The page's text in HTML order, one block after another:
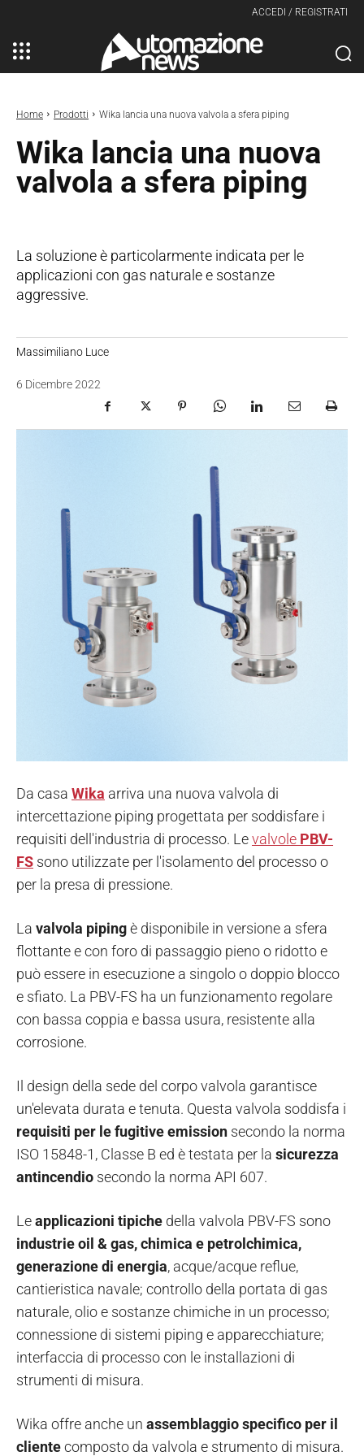
ACCEDI / REGISTRATI
Home Prodotti Wika lancia una nuova valvola a sfera piping
Wika lancia una nuova
valvola a sfera piping
La soluzione è particolarmente indicata per le
applicazioni con gas naturale e sostanze
aggressive.
Massimiliano Luce
6 Dicembre 2022
Da casa Wika arriva una nuova valvola di
intercettazione piping progettata per soddisfare i
requisiti dell'industria di processo. Levalvole PBV-
FS sono utilizzate per l'isolamento del processo o
per la presa di pressione.
La valvola pipingè disponibile in versione a sfera
flottante e con foro di passaggio pieno o ridotto e
può essere in esecuzione a singolo o doppio blocco
e sfiato. La PBV-FS ha un funzionamento regolare
con bassa coppia e bassa usura, resistente alla
corrosione.
Il design della sede del corpo valvola garantisce
un'elevata durata e tenuta. Questa valvola soddisfa i
requisiti per le fugitive emission secondo la norma
ISO 15848-1, Classe B ed è testata per la sicurezza
antincendio secondo la norma API 607.
Leapplicazioni tipiche della valvola PBV-FS sono
industrie oil & gas, chimica e petrolchimica,
generazione di energia, acque/acque reflue,
cantieristica navale; controllo della portata di gas
naturale, olio e sostanze chimiche in un processo;
connessione di sistemi piping e apparecchiature;
interfaccia di processo con le installazioni di
strumenti di misura.
Wika offre anche un assemblaggio specifico per il
clientecomposto da valvola e strumento di misura.